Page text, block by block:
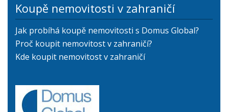
Koupě nemovitosti v zahraničí
Jak probíhá koupě nemovitosti s Domus Global?
Proč koupit nemovitost v zahraničí?
Kde koupit nemovitost v zahraničí